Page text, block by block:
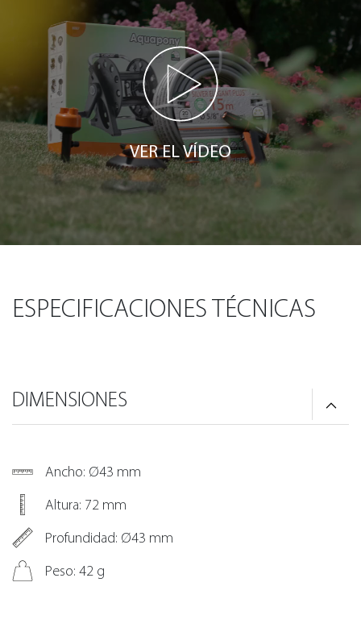
VER EL VÍDEO
ESPECIFICACIONES TÉCNICAS
DIMENSIONES
Ancho: Ø43 mm
Altura: 72 mm
Profundidad: Ø43 mm
Peso: 42 g